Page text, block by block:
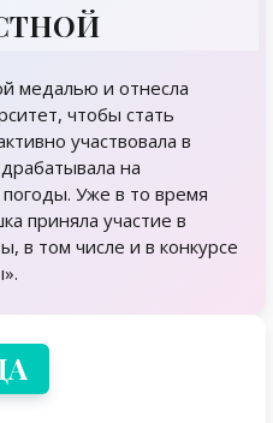
медалью и отнесла
чтобы стать
участвовала в
на
Уже в то время
приняла участие в
в том числе и в конкурсе